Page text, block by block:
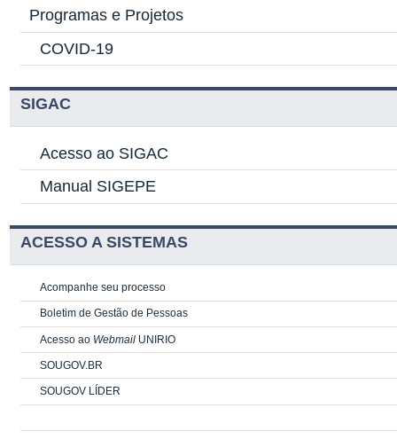
Programas e Projetos
COVID-19
SIGAC
Acesso ao SIGAC
Manual SIGEPE
ACESSO A SISTEMAS
Acompanhe seu processo
Boletim de Gestão de Pessoas
Acesso ao Webmail UNIRIO
SOUGOV.BR
SOUGOV LÍDER